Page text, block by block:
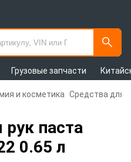
Грузовые запчасти
и косметика Средства для
рук паста
0.65 л